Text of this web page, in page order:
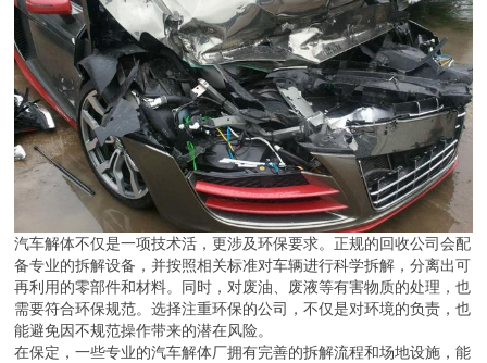
汽车解体不仅是一项技术活，更涉及环保要求。正规的回收公司会配
备专业的拆解设备，并按照相关标准对车辆进行科学拆解，分离出可
再利用的零部件和材料。同时，对废油、废液等有害物质的处理，也
需要符合环保规范。选择注重环保的公司，不仅是对环境的负责，也
能避免因不规范操作带来的潜在风险。
在保定，一些专业的汽车解体厂拥有完善的拆解流程和场地设施，能